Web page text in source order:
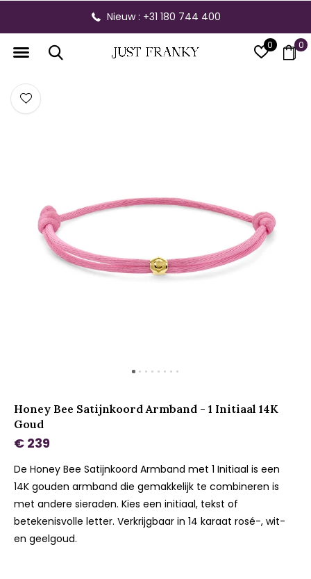
0 0
Nieuw : +31 180 744 400
Honey Bee Satijnkoord Armband - 1 Initiaal 14K
Goud
€ 239
De Honey Bee Satijnkoord Armband met 1 Initiaal is een
14K gouden armband die gemakkelijk te combineren is
met andere sieraden. Kies een initiaal, tekst of
betekenisvolle letter. Verkrijgbaar in 14 karaat rosé-, wit-
en geelgoud.